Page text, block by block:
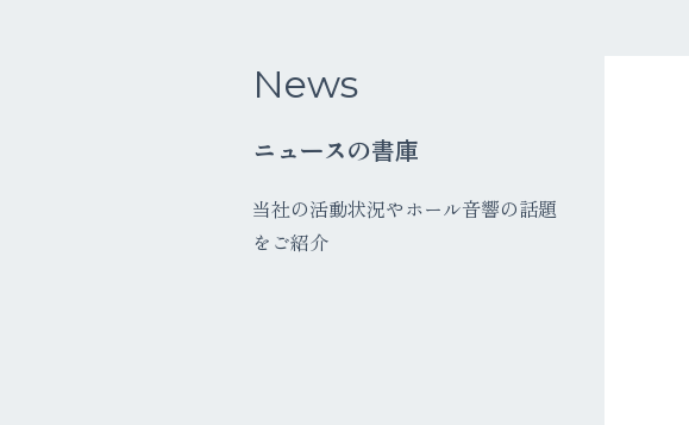
News
ニュースの書庫
当社の活動状況やホール音響の話題
をご紹介